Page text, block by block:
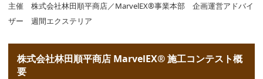
主催 株式会社林田順平商店／MarvelEX®事業本部 企画運営アドバイ
ザー 週間エクステリア
株式会社林田順平商店 MarvelEX® 施工コンテスト概
要